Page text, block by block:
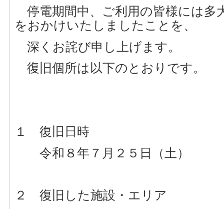
停電期間中、ご利用の皆様には多
をおかけいたしましたことを、
深くお詫び申し上げます。
復旧個所は以下のとおりです。
１ 復旧日時
令和８年７月２５日（土）
２ 復旧した施設・エリア